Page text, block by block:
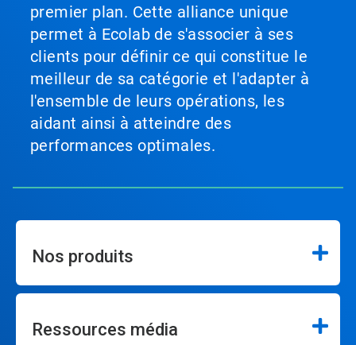
premier plan. Cette alliance unique
permet à Ecolab de s'associer à ses
clients pour définir ce qui constitue le
meilleur de sa catégorie et l'adapter à
l'ensemble de leurs opérations, les
aidant ainsi à atteindre des
performances optimales.
Nos produits
Ressources média